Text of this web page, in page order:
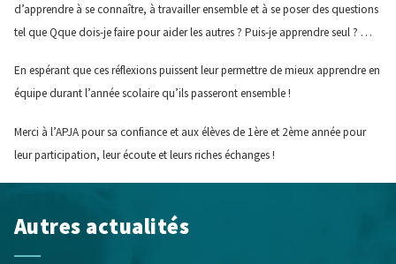
d’apprendre à se connaître, à travailler ensemble et à se poser des questions
tel que Qque dois-je faire pour aider les autres ? Puis-je apprendre seul ? …
En espérant que ces réflexions puissent leur permettre de mieux apprendre en
équipe durant l’année scolaire qu’ils passeront ensemble !
Merci à l’APJA pour sa confiance et aux élèves de 1ère et 2ème année pour
leur participation, leur écoute et leurs riches échanges !
Autres actualités